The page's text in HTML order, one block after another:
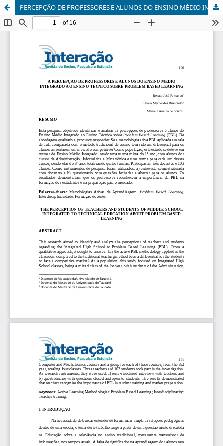
PERCEPÇÃO DE PROFESSORES E ALUNOS DO ENSINO MÉDIO INTEGRADO AO ENSINO TÉCNICO SOBRE PROBLEM BASED LEARNING